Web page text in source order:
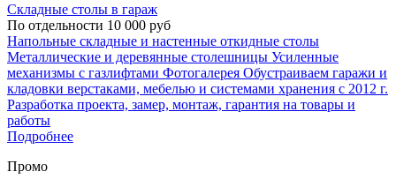
Складные столы в гараж
По отдельности 10 000 руб
Напольные складные и настенные откидные столы
Металлические и деревянные столешницы Усиленные
механизмы с газлифтами Фотогалерея Обустраиваем гаражи и
кладовки верстаками, мебелью и системами хранения с 2012 г.
Разработка проекта, замер, монтаж, гарантия на товары и
работы
Подробнее
Промо